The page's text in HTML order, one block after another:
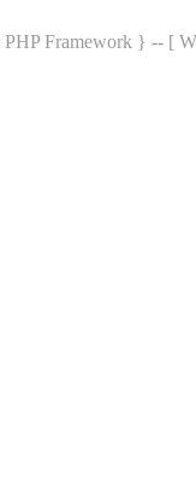
PHP Framework } -- [